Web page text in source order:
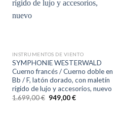
INSTRUMENTOS DE VIENTO
SYMPHONIE WESTERWALD
Cuerno francés / Cuerno doble en
Bb / F, latón dorado, con maletín
rígido de lujo y accesorios, nuevo
1.699,00€ El
precio
949,00€El